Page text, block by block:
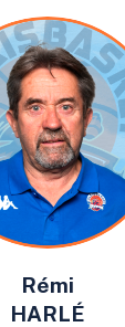
Rémi
HARLÉ